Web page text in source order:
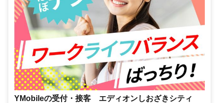
YMobileの受付・接客 エディオンしおざきシティ